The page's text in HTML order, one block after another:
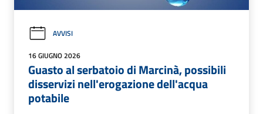
AVVISI
16 GIUGNO 2026
Guasto al serbatoio di Marcinà, possibili
disservizi nell'erogazione dell'acqua
potabile